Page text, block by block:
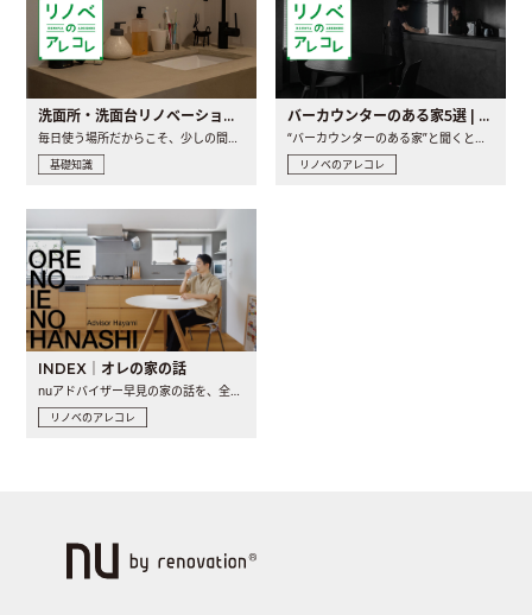
洗面所・洗面台リノベーションの事例と間取りアイデア
毎日使う場所だからこそ、少しの間取りの工夫や素材の選び方で..
基礎知識
バーカウンターのある家5選 | 日常に馴染む“距離の近い”キッチンとは
“バーカウンターのある家”と聞くと、少し特別な、大人のための..
リノベのアレコレ
INDEX｜オレの家の話
リノベのアレコレ